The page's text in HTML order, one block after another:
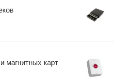
магнитных карт